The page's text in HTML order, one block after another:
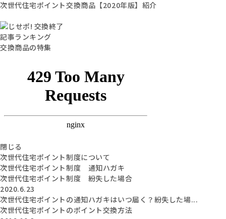
次世代住宅ポイント交換商品【2020年版】紹介
記事ランキング
交換商品の特集
閉じる
次世代住宅ポイント制度について
次世代住宅ポイント制度 通知ハガキ
次世代住宅ポイント制度 紛失した場合
2020.6.23
次世代住宅ポイントの通知ハガキはいつ届く？紛失した場...
次世代住宅ポイントのポイント交換方法